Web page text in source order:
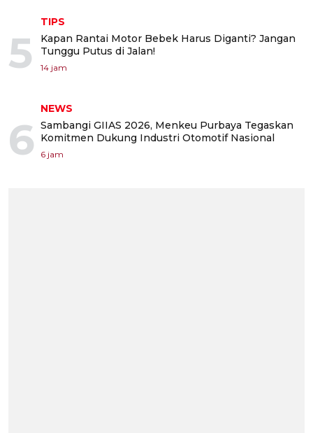
5
TIPS
Kapan Rantai Motor Bebek Harus Diganti? Jangan
Tunggu Putus di Jalan!
14 jam
6
NEWS
Sambangi GIIAS 2026, Menkeu Purbaya Tegaskan
Komitmen Dukung Industri Otomotif Nasional
6 jam